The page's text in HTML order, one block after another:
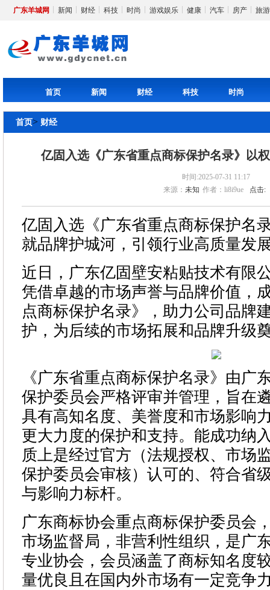
广东羊城网 新闻 财经 科技 时尚 游戏娱乐 健康 汽车 房产 旅游
首页 新闻 财经 科技 时尚
首页> 财经
亿固入选《广东省重点商标保护名录》以
时间:2025-07-31 11:17
来源： 未知 作者：li8i9ue 点击:
亿固入选《广东省重点商标保护名
就品牌护城河，引领行业高质量发
近日，广东亿固壁安粘贴技术有限
凭借卓越的市场声誉与品牌价值，
点商标保护名录》，助力公司品牌
护，为后续的市场拓展和品牌升级
《广东省重点商标保护名录》由广
保护委员会严格评审并管理，旨在
具有高知名度、美誉度和市场影响
更大力度的保护和支持。能成功纳
质上是经过官方（法规授权、市场
保护委员会审核）认可的、符合省
与影响力标杆。
广东商标协会重点商标保护委员会
市场监督局，非营利性组织，是广
专业协会，会员涵盖了商标知名度
量优良且在国内外市场有一定竞争